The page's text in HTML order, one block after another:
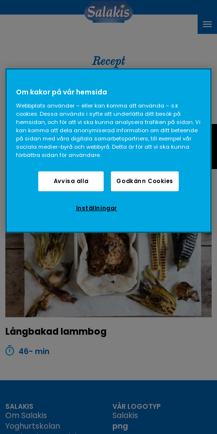
Recept
RECEPTKATEGORIER TEMAN
lammbog
Visar 1 recept
Långbakad lammbog
46- min
SALAKIS
Om Salakis
Yoghurtskolan
VÅR LOGOTYP
Salakis
png
Om kakor på vår hemsida
Webbplats använder – eller kan komma att använda – s.k
cookies. Dessa används i syfte att underlätta ditt besök på
hemsidan, och för att vi ska kunna analysera trafiken på sidan. Vi
kan komma att dela anonymiserad information om ditt beteende
på sidan med våra digitala samarbetspartners, till exempel vår
sociala medier-byrå och webbyrå. Detta är för att vi ska kunna
förbättra sidan för användare.
Avvisa alla Godkänn Cookies
Inställningar